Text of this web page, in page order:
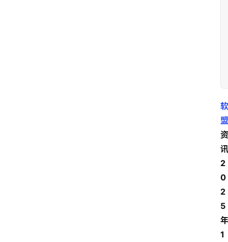
软
盟
资
讯
2
0
2
5
年
1